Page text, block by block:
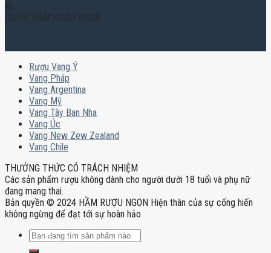
©
[2024] HẦM RƯỢU NGON
Rượu Vang Ý
Vang Pháp
Vang Argentina
Vang Mỹ
Vang Tây Ban Nha
Vang Úc
Vang New Zew Zealand
Vang Chile
THƯỞNG THỨC CÓ TRÁCH NHIỆM
Các sản phẩm rượu không dành cho người dưới 18 tuổi và phụ nữ
đang mang thai.
Bản quyền © 2024 HẦM RƯỢU NGON Hiện thân của sự cống hiến
không ngừng để đạt tới sự hoàn hảo
Tìm